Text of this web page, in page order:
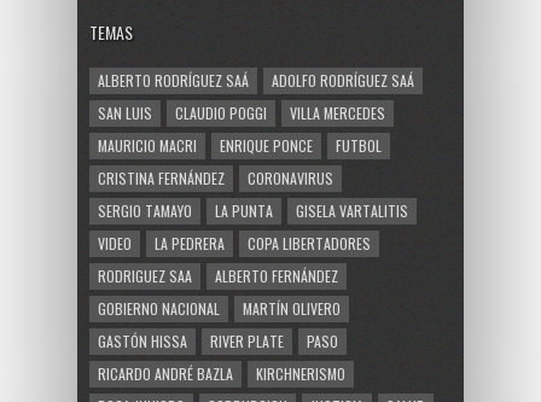
TEMAS
ALBERTO RODRÍGUEZ SAÁ
ADOLFO RODRÍGUEZ SAÁ
SAN LUIS
CLAUDIO POGGI
VILLA MERCEDES
MAURICIO MACRI
ENRIQUE PONCE
FUTBOL
CRISTINA FERNÁNDEZ
CORONAVIRUS
SERGIO TAMAYO
LA PUNTA
GISELA VARTALITIS
VIDEO
LA PEDRERA
COPA LIBERTADORES
RODRIGUEZ SAA
ALBERTO FERNÁNDEZ
GOBIERNO NACIONAL
MARTÍN OLIVERO
GASTÓN HISSA
RIVER PLATE
PASO
RICARDO ANDRÉ BAZLA
KIRCHNERISMO